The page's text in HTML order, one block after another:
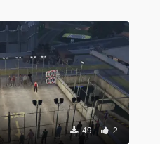
49 2